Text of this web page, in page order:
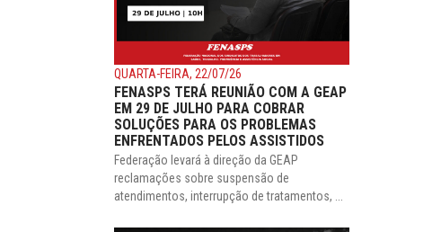
QUARTA-FEIRA, 22/07/26
FENASPS TERÁ REUNIÃO COM A GEAP
EM 29 DE JULHO PARA COBRAR
SOLUÇÕES PARA OS PROBLEMAS
ENFRENTADOS PELOS ASSISTIDOS
Federação levará à direção da GEAP
reclamações sobre suspensão de
atendimentos, interrupção de tratamentos, ...